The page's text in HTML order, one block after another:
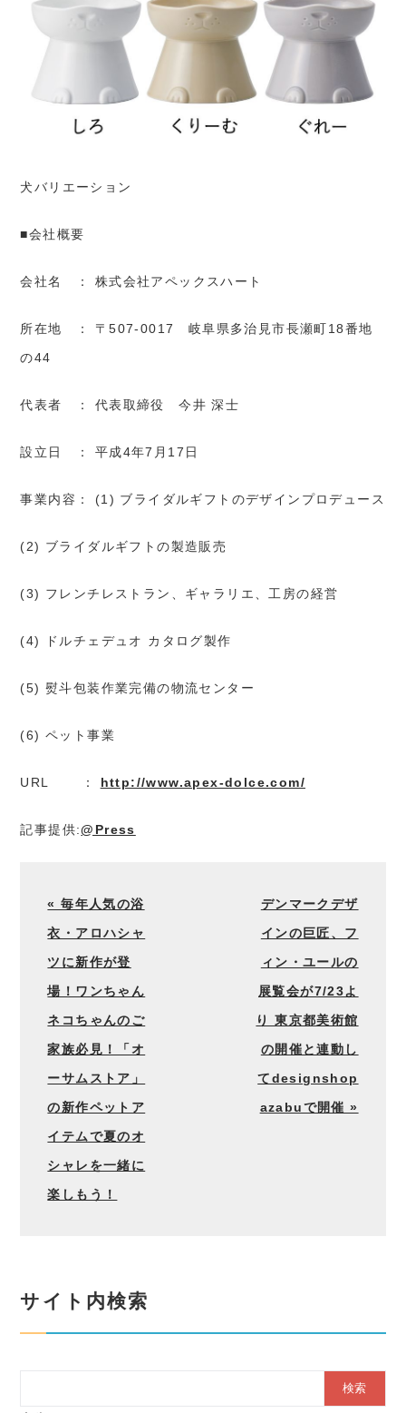
犬バリエーション
■会社概要
会社名 ： 株式会社アペックスハート
所在地 ： 〒507-0017 岐阜県多治見市長瀬町18番地
の44
代表者 ： 代表取締役 今井 深士
設立日 ： 平成4年7月17日
事業内容： (1) ブライダルギフトのデザインプロデュース
(2) ブライダルギフトの製造販売
(3) フレンチレストラン、ギャラリエ、工房の経営
(4) ドルチェデュオ カタログ製作
(5) 熨斗包装作業完備の物流センター
(6) ペット事業
URL ： http://www.apex-dolce.com/
記事提供:@Press
« 毎年人気の浴
衣・アロハシャ
ツに新作が登
場！ワンちゃん
ネコちゃんのご
家族必見！「オ
ーサムストア」
の新作ペットア
イテムで夏のオ
シャレを一緒に
楽しもう！
デンマークデザ
インの巨匠、フ
ィン・ユールの
展覧会が7/23よ
り 東京都美術館
の開催と連動し
てdesignshop
azabuで開催 »
サイト内検索